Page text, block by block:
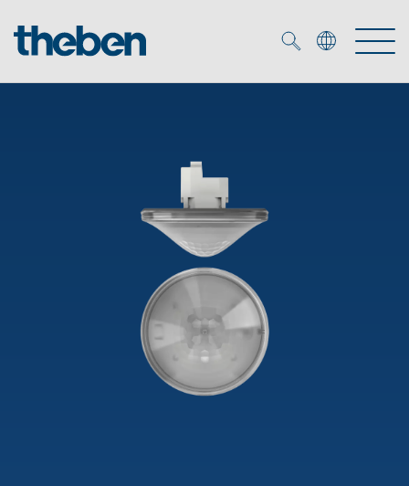
Rilevatori di presenza/movimento
Esperti OEM
Controllo dell'illuminazione DALI-2
Emettitore LED (inglese)